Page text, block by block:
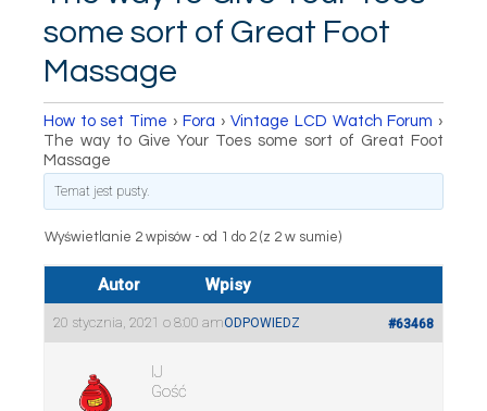
some sort of Great Foot
Massage
How to set Time › Fora › Vintage LCD Watch Forum ›
The way to Give Your Toes some sort of Great Foot
Massage
Temat jest pusty.
Wyświetlanie 2 wpisów - od 1 do 2 (z 2 w sumie)
Autor Wpisy
20 stycznia, 2021 o 8:00 am #63468
ODPOWIEDZ
IJ
Gość